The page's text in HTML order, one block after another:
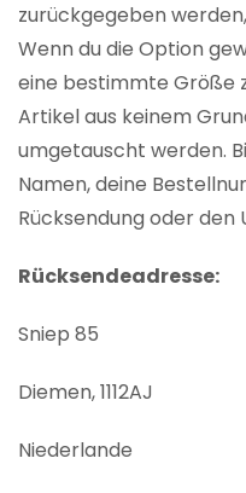
zurückgegeben
Wenn du die Option
eine bestimmte Größe
Artikel aus keinem
umgetauscht werden.
Namen, deine
Rücksendung oder den
Rücksendeadresse:
Sniep 85
Diemen, 1112AJ
Niederlande